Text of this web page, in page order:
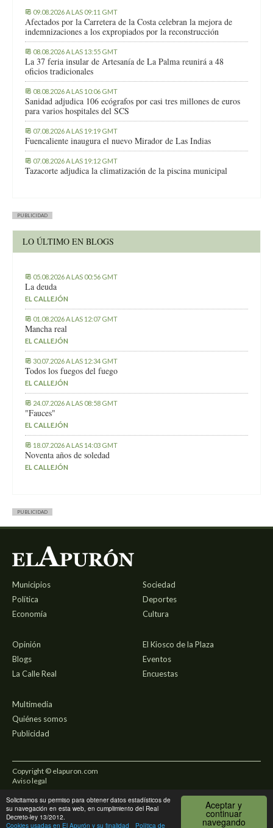
Aceptar y
continuar
navegando
Solicitamos su permiso para obtener datos estadísticos de
su navegación en esta web, en cumplimiento del Real
Decreto-ley 13/2012.
Cookies usadas en El Apurón y su finalidad
Política de
09.08.2026 A LAS 09:11 GMT
Afectados por la Carretera de la Costa celebran la mejora de
indemnizaciones a los expropiados por la reconstrucción
08.08.2026 A LAS 13:55 GMT
La 37 feria insular de Artesanía de La Palma reunirá a 48
oficios tradicionales
08.08.2026 A LAS 10:06 GMT
Sanidad adjudica 106 ecógrafos por casi tres millones de euros
para varios hospitales del SCS
07.08.2026 A LAS 19:19 GMT
Fuencaliente inaugura el nuevo Mirador de Las Indias
07.08.2026 A LAS 19:12 GMT
Tazacorte adjudica la climatización de la piscina municipal
PUBLICIDAD
LO ÚLTIMO EN BLOGS
05.08.2026 A LAS 00:56 GMT
La deuda
EL CALLEJÓN
01.08.2026 A LAS 12:07 GMT
Mancha real
EL CALLEJÓN
30.07.2026 A LAS 12:34 GMT
Todos los fuegos del fuego
EL CALLEJÓN
24.07.2026 A LAS 08:58 GMT
"Fauces"
EL CALLEJÓN
18.07.2026 A LAS 14:03 GMT
Noventa años de soledad
EL CALLEJÓN
PUBLICIDAD
Municipios
Política
Economía
Sociedad
Deportes
Cultura
Opinión
Blogs
La Calle Real
El Kiosco de la Plaza
Eventos
Encuestas
Multimedia
Quiénes somos
Publicidad
Copyright © elapuron.com
Aviso legal
Política de privacidad
Uso de cookies